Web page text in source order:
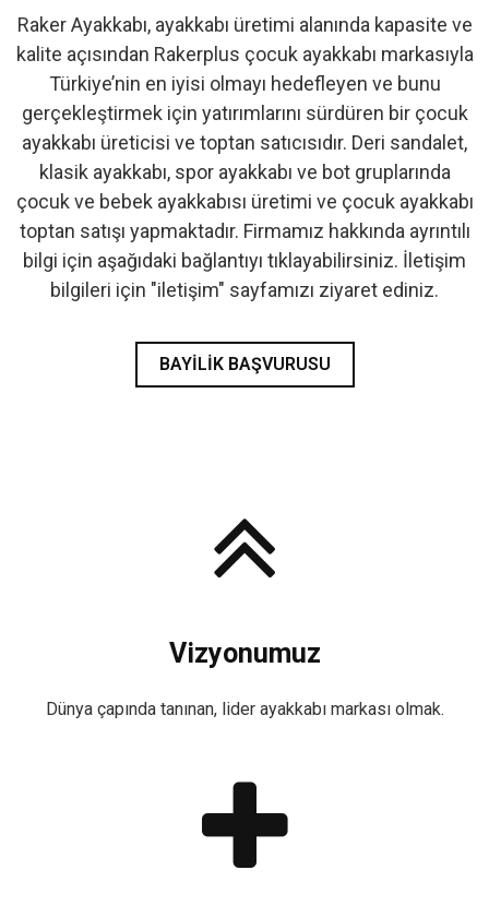
- İlk Adım & Bebek Ayakkabı
- Babetler
Raker Ayakkabı, ayakkabı üretimi alanında kapasite ve
kalite açısından Rakerplus çocuk ayakkabı markasıyla
Türkiye’nin en iyisi olmayı hedefleyen ve bunu
gerçekleştirmek için yatırımlarını sürdüren bir çocuk
ayakkabı üreticisi ve toptan satıcısıdır. Deri sandalet,
klasik ayakkabı, spor ayakkabı ve bot gruplarında
çocuk ve bebek ayakkabısı üretimi ve çocuk ayakkabı
toptan satışı yapmaktadır. Firmamız hakkında ayrıntılı
bilgi için aşağıdaki bağlantıyı tıklayabilirsiniz. İletişim
bilgileri için "iletişim" sayfamızı ziyaret ediniz.
BAYILIK BAŞVURUSU
Vizyonumuz
Dünya çapında tanınan, lider ayakkabı markası olmak.